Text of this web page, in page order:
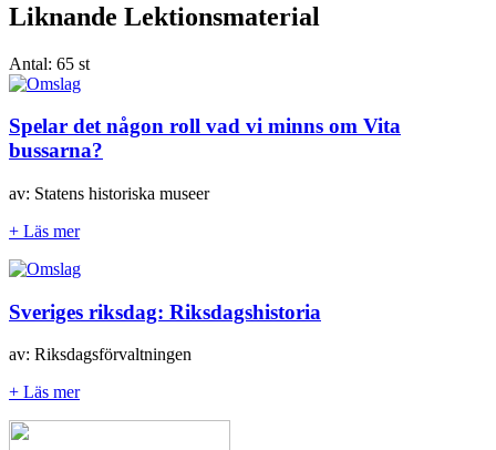
Liknande Lektionsmaterial
Antal: 65 st
Spelar det någon roll vad vi minns om Vita
bussarna?
av: Statens historiska museer
+ Läs mer
Sveriges riksdag: Riksdagshistoria
av: Riksdagsförvaltningen
+ Läs mer